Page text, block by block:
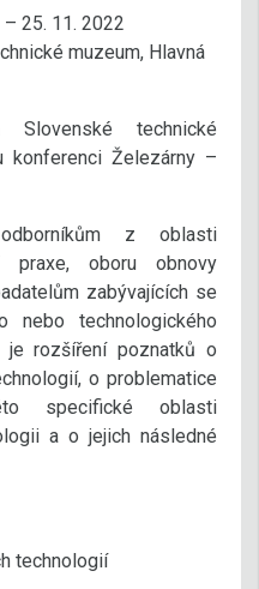
25. 11. 2022
muzeum, Hlavná
technické
konferenci Železárny –
z oblasti
praxe, oboru obnovy
zabývajících se
nebo technologického
je rozšíření poznatků o
o problematice
specifické oblasti
a o jejich následné
technologií